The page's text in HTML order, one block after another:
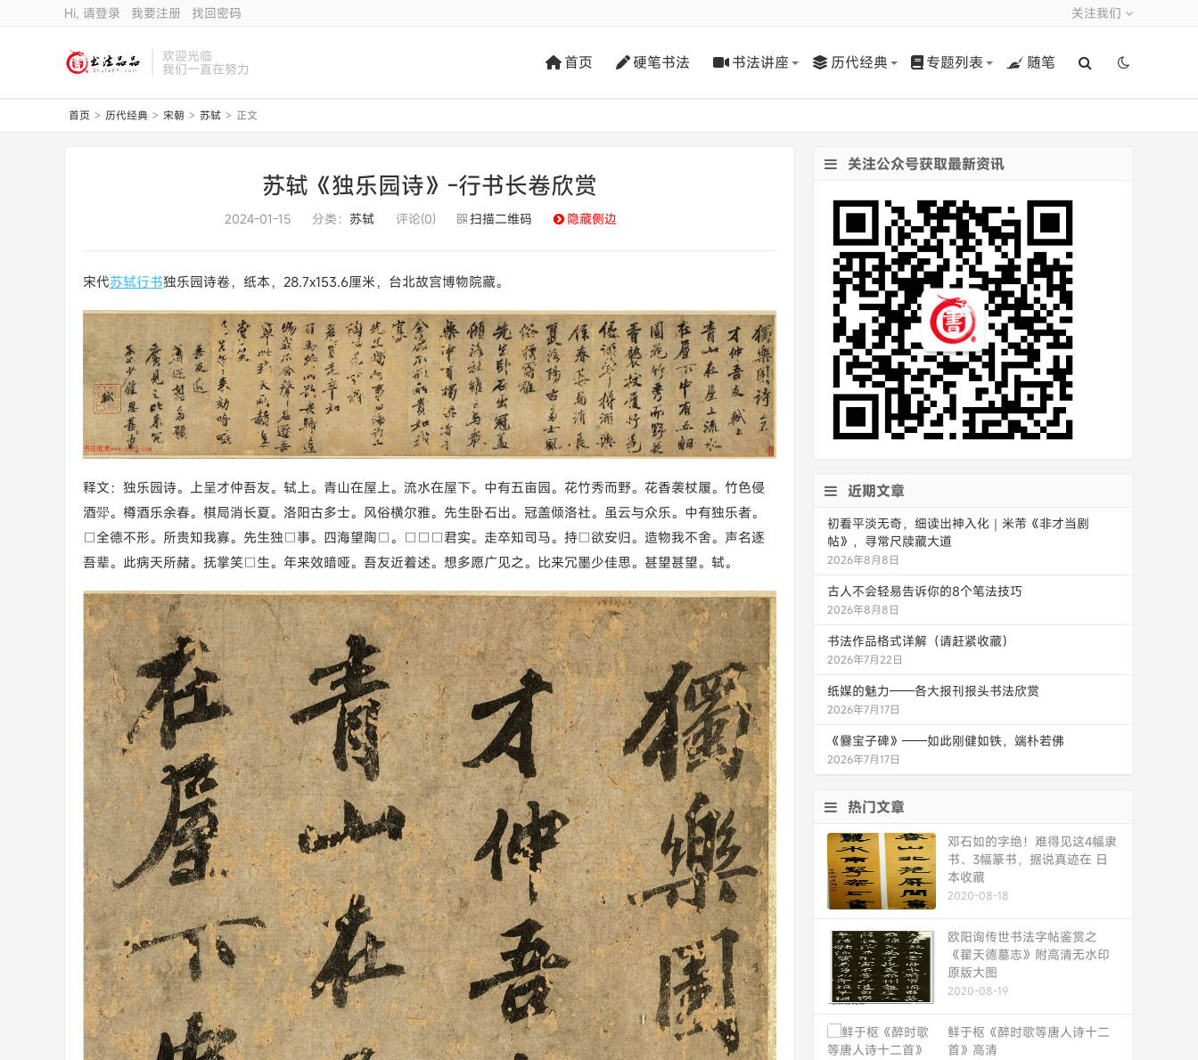
关注我们
Hi, 请登录 我要注册 找回密码
欢迎光临
我们一直在努力 首页 硬笔书法 书法讲座 历代经典 专题列表 随笔
首页 > 历代经典 > 宋朝 > 苏轼 > 正文
苏轼《独乐园诗》-行书长卷欣赏
2024-01-15 分类： 苏轼 评论(0) 扫描二维码 隐藏侧边
宋代苏轼行书独乐园诗卷，纸本，28.7x153.6厘米，台北故宫博物院藏。
释文：独乐园诗。上呈才仲吾友。轼上。青山在屋上。流水在屋下。中有五亩园。花竹秀而野。花香袭杖履。竹色侵
酒斝。樽酒乐余春。棋局消长夏。洛阳古多士。风俗横尔雅。先生卧石出。冠盖倾洛社。虽云与众乐。中有独乐者。
□全德不形。所贵知我寡。先生独□事。四海望陶□。□□□君实。走卒知司马。持□欲安归。造物我不舍。声名逐
吾辈。此病天所赭。抚掌笑□生。年来效暗哑。吾友近着述。想多愿广见之。比来冗墨少佳思。甚望甚望。轼。
关注公众号获取最新资讯
近期文章
初看平淡无奇，细读出神入化｜米芾《非才当剧
帖》，寻常尺牍藏大道
2026年8月8日
古人不会轻易告诉你的8个笔法技巧
2026年8月8日
书法作品格式详解（请赶紧收藏）
2026年7月22日
纸媒的魅力——各大报刊报头书法欣赏
2026年7月17日
《爨宝子碑》——如此刚健如铁，端朴若佛
2026年7月17日
热门文章
邓石如的字绝！难得见这4幅隶
书、3幅篆书，据说真迹在 日
本收藏
2020-08-18
欧阳询传世书法字帖鉴赏之
《翟天德墓志》附高清无水印
原版大图
2020-08-19
鲜于枢《醉时歌等唐人诗十二
首》高清